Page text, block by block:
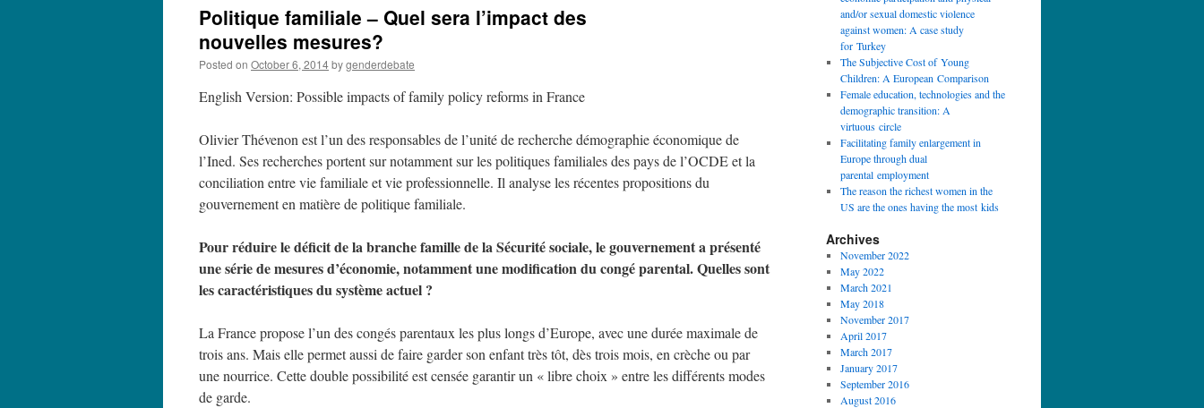
Politique familiale – Quel sera l’impact des
nouvelles mesures?
Posted on October 6, 2014bygenderdebate
English Version: Possible impacts of family policy reforms in France
Olivier Thévenon est l’un des responsables de l’unité de recherche démographie économique de
l’Ined. Ses recherches portent sur notamment sur les politiques familiales des pays de l’OCDE et la
conciliation entre vie familiale et vie professionnelle. Il analyse les récentes propositions du
gouvernement en matière de politique familiale.
Pour réduire le déficit de la branche famille de la Sécurité sociale, le gouvernement a présenté
une série de mesures d’économie, notamment une modification du congé parental. Quelles sont
les caractéristiques du système actuel ?
La France propose l’un des congés parentaux les plus longs d’Europe, avec une durée maximale de
trois ans. Mais elle permet aussi de faire garder son enfant très tôt, dès trois mois, en crèche ou par
une nourrice. Cette double possibilité est censée garantir un « libre choix » entre les différents modes
de garde.
and/or sexual domestic violence
against women: A case study
for Turkey
The Subjective Cost of Young
Children: A European Comparison
Female education, technologies and the
demographic transition: A
virtuous circle
Facilitating family enlargement in
Europe through dual
parental employment
The reason the richest women in the
US are the ones having the most kids
Archives
November 2022
May 2022
March 2021
May 2018
November 2017
April 2017
March 2017
January 2017
September 2016
August 2016